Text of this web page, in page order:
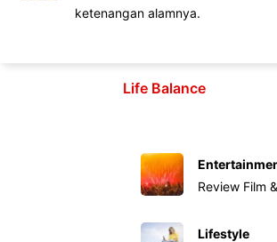
ketenangan alamnya.
Life Balance
Review Film
Lifestyle